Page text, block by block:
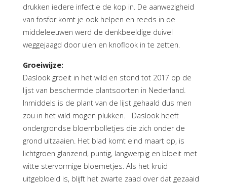
drukken iedere infectie de kop in. De aanwezigheid
van fosfor komt je ook helpen en reeds in de
middeleeuwen werd de denkbeeldige duivel
weggejaagd door uien en knoflook in te zetten.
Groeiwijze:
Daslook groeit in het wild en stond tot 2017 op de
lijst van beschermde plantsoorten in Nederland.
Inmiddels is de plant van de lijst gehaald dus men
zou in het wild mogen plukken. Daslook heeft
ondergrondse bloembolletjes die zich onder de
grond uitzaaien. Het blad komt eind maart op, is
lichtgroen glanzend, puntig, langwerpig en bloeit met
witte stervormige bloemetjes. Als het kruid
uitgebloeid is, blijft het zwarte zaad over dat gezaaid